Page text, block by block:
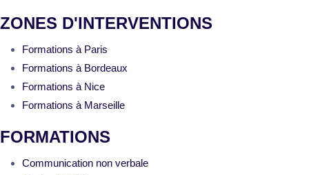
ZONES D'INTERVENTIONS
Formations à Paris
Formations à Bordeaux
Formations à Nice
Formations à Marseille
FORMATIONS
Communication non verbale